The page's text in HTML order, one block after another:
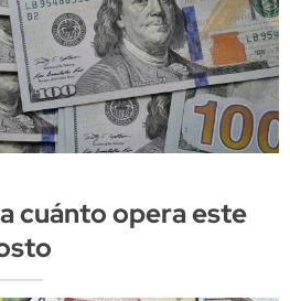
cuánto opera este